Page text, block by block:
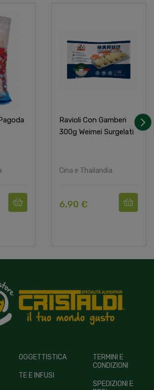
Ravioli Con Gamberi
300g Weimei Surgelati
Cina e Thailandia
6,90 €
OGGETTISTICA
TE E INFUSI
TERMINI E
CONDIZIONI
SPEDIZIONI E